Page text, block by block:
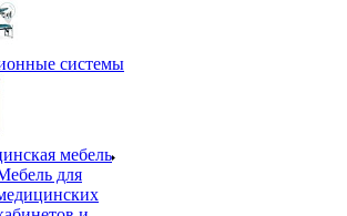
системы
мебель
для